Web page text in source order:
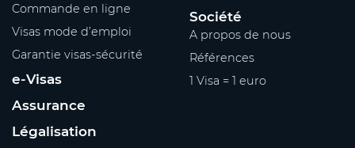
Commande en ligne
Visas mode d’emploi
Garantie visas-sécurité
e-Visas
Assurance
Légalisation
Société
A propos de nous
Références
1 Visa = 1 euro